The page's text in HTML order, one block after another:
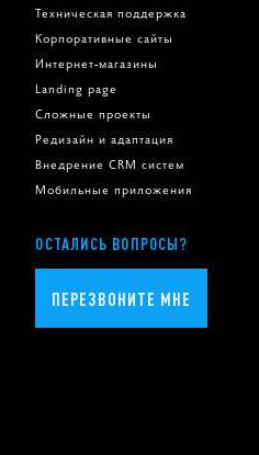
Техническая поддержка
Корпоративные сайты
Интернет-магазины
Landing page
Сложные проекты
Редизайн и адаптация
Внедрение CRM систем
Мобильные приложения
ОСТАЛИСЬ ВОПРОСЫ?
ПЕРЕЗВОНИТЕ МНЕ